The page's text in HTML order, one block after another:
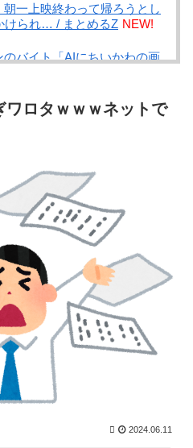
朝一上映終わって帰ろうとし
けられ… / まとめるZ NEW!
バイト「AIにちいかわの画
界、えなこ(30)を抜いてし
少女が可愛すぎる / NEWまと
イトアンテナ！
が苦手 / NEWまとめサイト
ットケーキ、レベチｗｗｗ
ｗｗｗｗｗｗｗｗ / NEWま
(8/8 17:40)
/ NEWまとめサイトアンテ
医師、全身麻痺へ…「死ん
た」 / VIP・ネタ・オール
NEW! (8/8 17:27)
さえあれば男はいくらでも
」 / 2chまとめアンテナ！
まとめアンテナ！ NEW!
ワロタｗｗｗネットで
2024.06.11